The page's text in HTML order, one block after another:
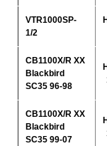
VTR1000SP-
1/2
CB1100X/R XX
Blackbird
SC35 96-98
CB1100X/R XX
Blackbird
SC35 99-07